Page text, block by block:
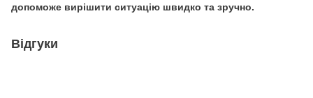
допоможе вирішити ситуацію швидко та зручно.
Відгуки